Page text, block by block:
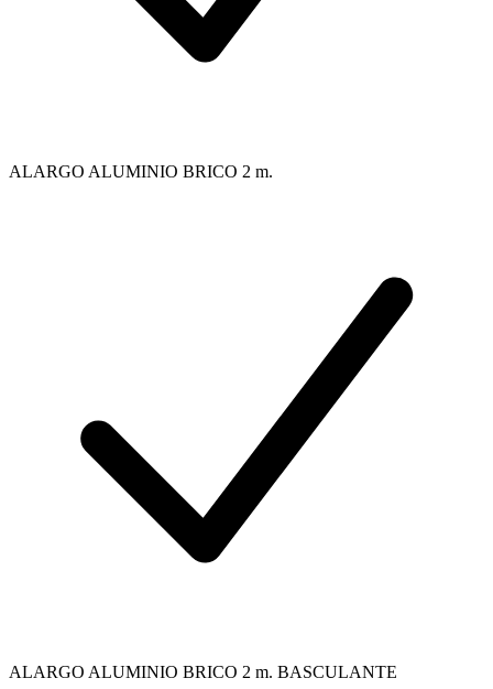
ALARGO ALUMINIO BRICO 2 m.
ALARGO ALUMINIO BRICO 2 m. BASCULANTE